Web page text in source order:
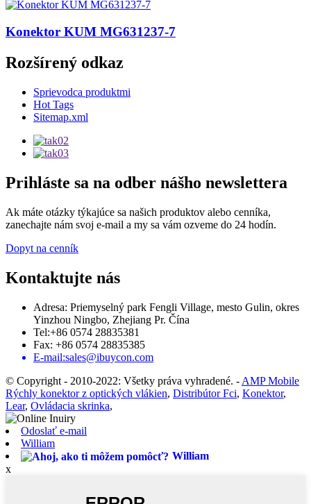
Konektor KUM MG631237-7
Rozšírený odkaz
Sprievodca produktmi
Hot Tags
Sitemap.xml
Prihláste sa na odber nášho newslettera
Ak máte otázky týkajúce sa našich produktov alebo cenníka,
zanechajte nám svoj e-mail a my sa vám ozveme do 24 hodín.
Dopyt na cenník
Kontaktujte nás
Adresa: Priemyselný park Fengli Village, mesto Gulin, okres
Yinzhou Ningbo, Zhejiang Pr. Čína
Tel:+86 0574 28835381
Fax: +86 0574 28835385
E-mail:sales@ibuycon.com
© Copyright - 2010-2022: Všetky práva vyhradené. - AMP Mobile
Rýchly konektor z optických vlákien, Distribútor Fci, Konektor,
Lear, Ovládacia skrinka,
Odoslať e-mail
William
William
x